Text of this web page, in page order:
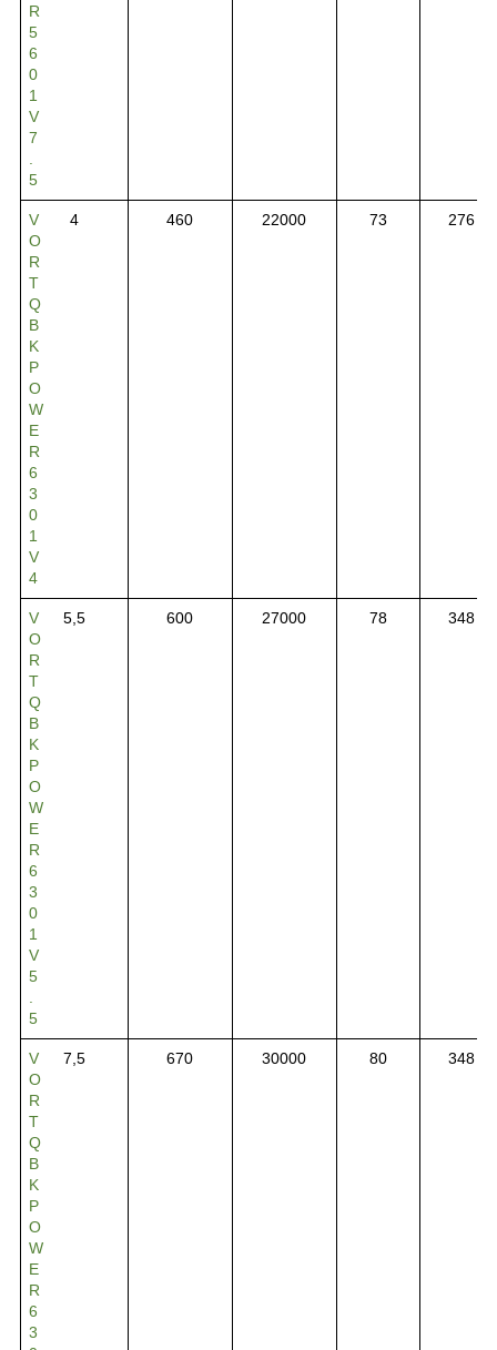
R
5
6
0
1
V
7
5
V
O
R
T
Q
B
K
P
O
W
E
R
6
3
0
1
V
4
4 460 22000 73 276
V
O
R
T
Q
B
K
P
O
W
E
R
6
3
0
1
V
5
5
5,5 600 27000 78 348
V
O
R
T
Q
B
K
P
O
W
E
R
6
3
7,5 670 30000 80 348